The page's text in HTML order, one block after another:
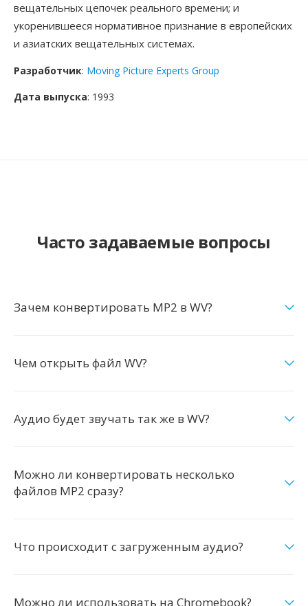
вещательных цепочек реального времени; и
укоренившееся нормативное признание в европейских
и азиатских вещательных системах.
Разработчик: Moving Picture Experts Group
Дата выпуска: 1993
Часто задаваемые вопросы
Зачем конвертировать MP2 в WV?
Чем открыть файл WV?
Аудио будет звучать так же в WV?
Можно ли конвертировать несколько
файлов MP2 сразу?
Что происходит с загруженным аудио?
Можно ли использовать на Chromebook?